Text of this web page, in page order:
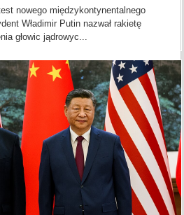
nowego międzykontynentalnego
Władimir Putin nazwał rakietę
głowic jądrowyc...